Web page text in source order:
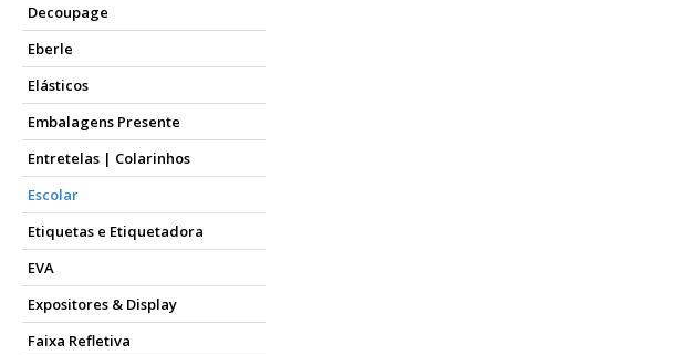
Decoupage
Eberle
Elásticos
Embalagens Presente
Entretelas | Colarinhos
Escolar
Etiquetas e Etiquetadora
EVA
Expositores & Display
Faixa Refletiva